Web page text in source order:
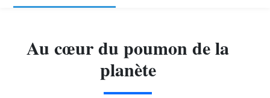
Au cœur du poumon de la
planète